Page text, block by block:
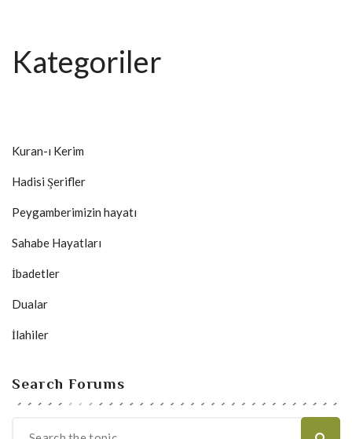
Kategoriler
Kuran-ı Kerim
Hadisi Şerifler
Peygamberimizin hayatı
Sahabe Hayatları
İbadetler
Dualar
İlahiler
Search Forums